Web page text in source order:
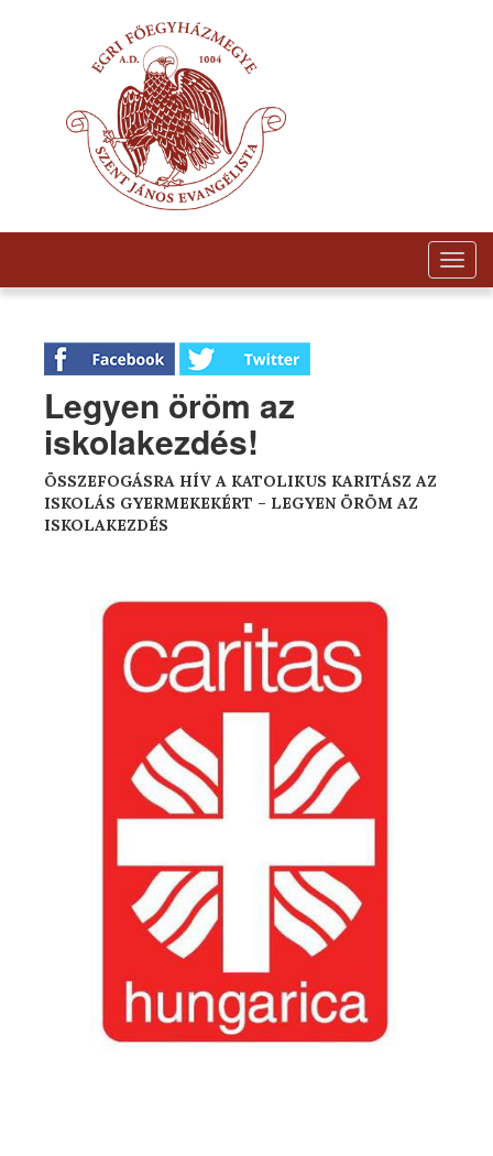
Legyen öröm az
iskolakezdés!
ÖSSZEFOGÁSRA HÍV A KATOLIKUS KARITÁSZ AZ
ISKOLÁS GYERMEKEKÉRT – LEGYEN ÖRÖM AZ
ISKOLAKEZDÉS